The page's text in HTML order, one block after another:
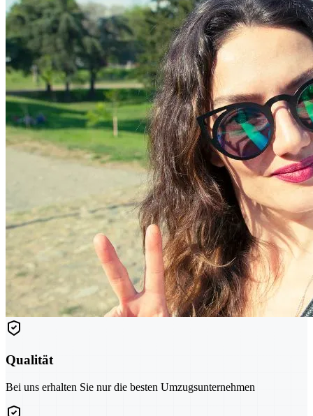
Qualität
Bei uns erhalten Sie nur die besten Umzugsunternehmen